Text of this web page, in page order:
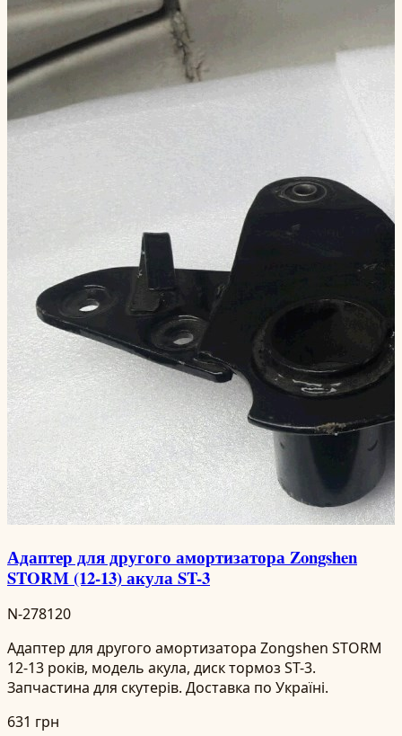
Адаптер для другого амортизатора Zongshen
STORM (12-13) акула ST-3
N-278120
Адаптер для другого амортизатора Zongshen STORM
12-13 років, модель акула, диск тормоз ST-3.
Запчастина для скутерів. Доставка по Україні.
631 грн